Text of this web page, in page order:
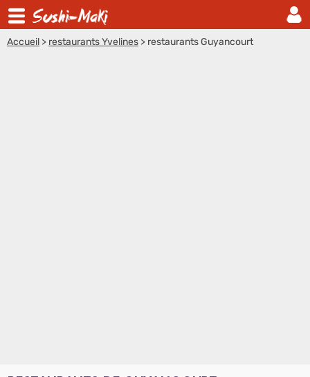
Accueil > restaurants Yvelines > restaurants Guyancourt